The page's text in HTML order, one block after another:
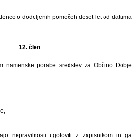
o dodeljenih pomočeh deset let od datuma
12. člen
namenske porabe sredstev za Občino Dobje
nepravilnosti ugotoviti z zapisnikom in ga